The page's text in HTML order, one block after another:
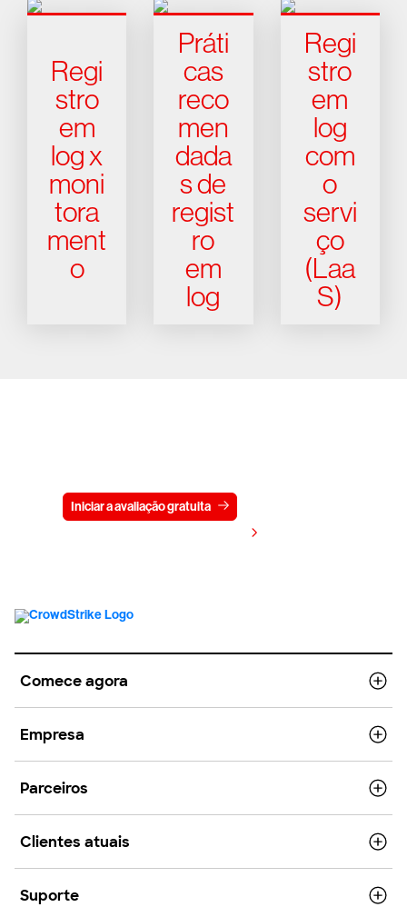
Regi
stro
em
log x
moni
tora
ment
o
Práti
cas
reco
men
dada
s de
regist
ro
em
log
Regi
stro
em
log
com
o
servi
ço
(Laa
S)
Iniciar a avaliação gratuita
Comece agora
Empresa
Parceiros
Clientes atuais
Suporte